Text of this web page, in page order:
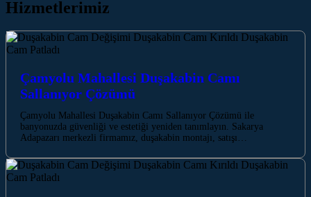
Hizmetlerimiz
Çamyolu Mahallesi Duşakabin Camı
Sallanıyor Çözümü
Çamyolu Mahallesi Duşakabin Camı Sallanıyor Çözümü ile
banyonuzda güvenliği ve estetiği yeniden tanımlayın. Sakarya
Adapazarı merkezli firmamız, duşakabin montajı, satışı…